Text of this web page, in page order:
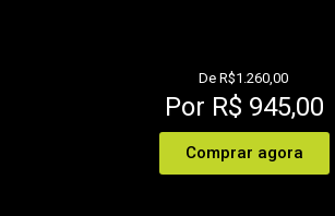
De R$1.260,00
Por R$ 945,00
Comprar agora